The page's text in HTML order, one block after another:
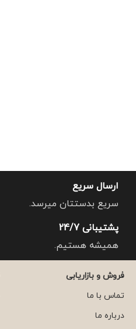
ارسال سریع
سریع بدستتان میرسد.
پشتیبانی 24/7
همیشه هستیم.
فروش و بازاریابی
تماس با ما
درباره ما